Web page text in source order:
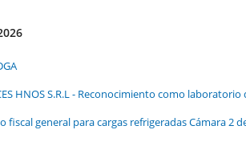
HNOS S.R.L - Reconocimiento como laboratorio
fiscal general para cargas refrigeradas Cámara 2